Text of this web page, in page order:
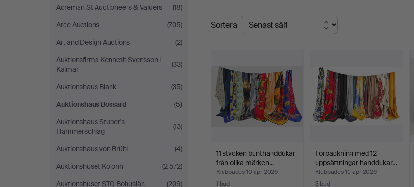
Bossard
Acreman St Auctioneers & Valuers
(18)
Arce Auctions
(705)
Art and Design Auctions
(2)
Auktionsfirma Kenneth Svensson i
Kalmar
(33)
Auktionshaus Blank
(35)
Auktionshaus Bossard
(5)
Auktionshaus Stuber's
Hammerschlag
(13)
Auktionshaus von Brühl
(4)
Auktionshuset Kolonn
(2 572)
Auktionshuset STO Bohuslän
(209)
Slutpriser
Sortera
11 stycken bunthanddukar
från olika märken…
Klubbades 10 apr 2026
1 bud
Förpackning med 12
uppsättningar handdukar…
Klubbades 10 apr 2026
3 bud